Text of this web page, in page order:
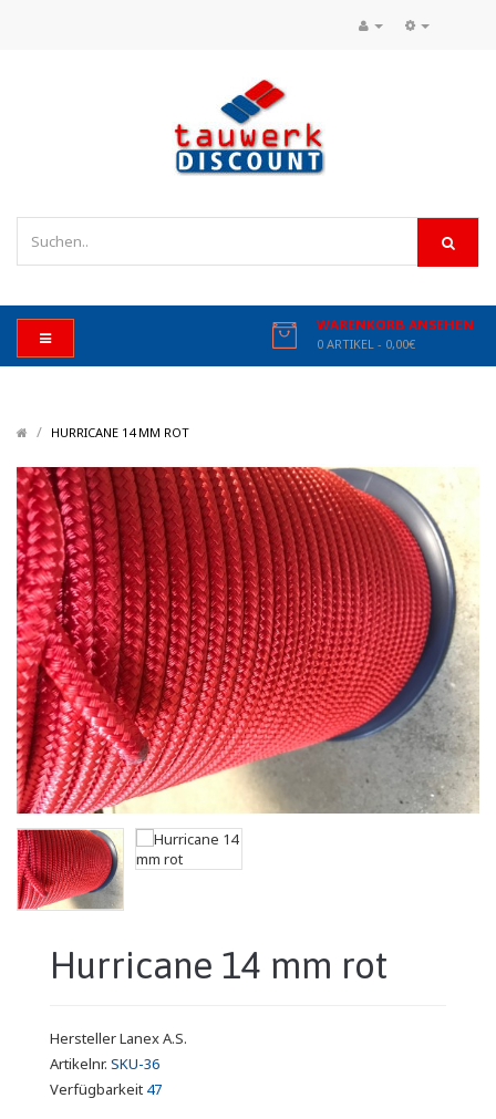
WARENKORB ANSEHEN
0 ARTIKEL - 0,00€
/ HURRICANE 14 MM ROT
Hurricane 14 mm rot
HerstellerLanex A.S.
Artikelnr. SKU-36
Verfügbarkeit 47